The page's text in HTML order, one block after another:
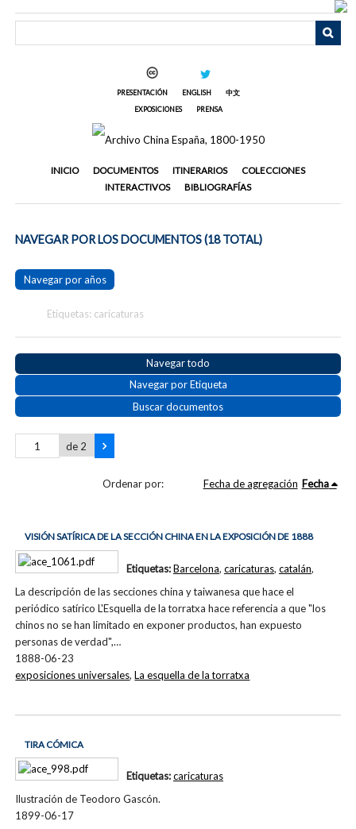
PRESENTACIÓN ENGLISH
中文
EXPOSICIONES
PRENSA
INICIO DOCUMENTOS ITINERARIOS
COLECCIONES
INTERACTIVOS
BIBLIOGRAFÍAS
NAVEGAR POR LOS DOCUMENTOS (18 TOTAL)
Navegar por años
Etiquetas: caricaturas
Navegar todo
Navegar por Etiqueta
Buscar documentos
de 2
Ordenar por: Fecha de agregación Fecha
VISIÓN SATÍRICA DE LA SECCIÓN CHINA EN LA EXPOSICIÓN DE 1888
La descripción de las secciones china y taiwanesa que hace el
periódico satírico L'Esquella de la torratxa hace referencia a que "los
chinos no se han limitado en exponer productos, han expuesto
personas de verdad",…
1888-06-23
Etiquetas:Barcelona, caricaturas, catalán,
exposiciones universales,La esquella de la torratxa
TIRA CÓMICA
Ilustración de Teodoro Gascón.
1899-06-17
Etiquetas:caricaturas